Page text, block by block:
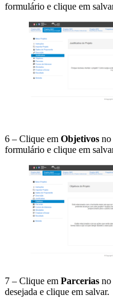
formulário e clique em
6 – Clique em Objetivos no
formulário e clique em
7 – Clique em Parcerias no
desejada e clique em salvar.